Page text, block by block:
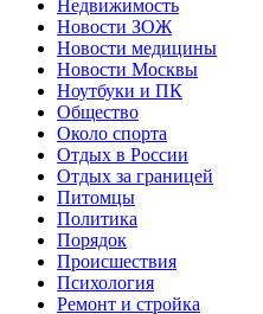
Недвижимость
Новости ЗОЖ
Новости медицины
Новости Москвы
Ноутбуки и ПК
Общество
Около спорта
Отдых в России
Отдых за границей
Питомцы
Политика
Порядок
Происшествия
Психология
Ремонт и стройка